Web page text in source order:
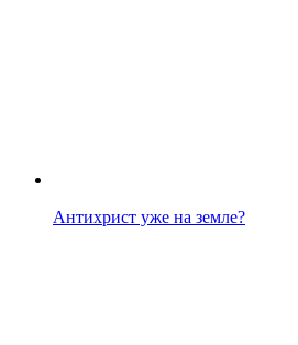
Антихрист уже на земле?